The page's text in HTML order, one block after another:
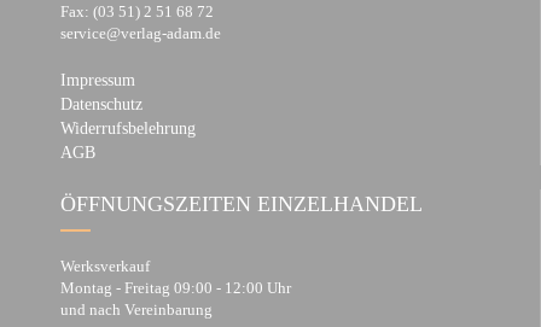
Fax: (03 51) 2 51 68 72
service@verlag-adam.de
Impressum
Datenschutz
Widerrufsbelehrung
AGB
ÖFFNUNGSZEITEN EINZELHANDEL
Werksverkauf
Montag - Freitag 09:00 - 12:00 Uhr
und nach Vereinbarung